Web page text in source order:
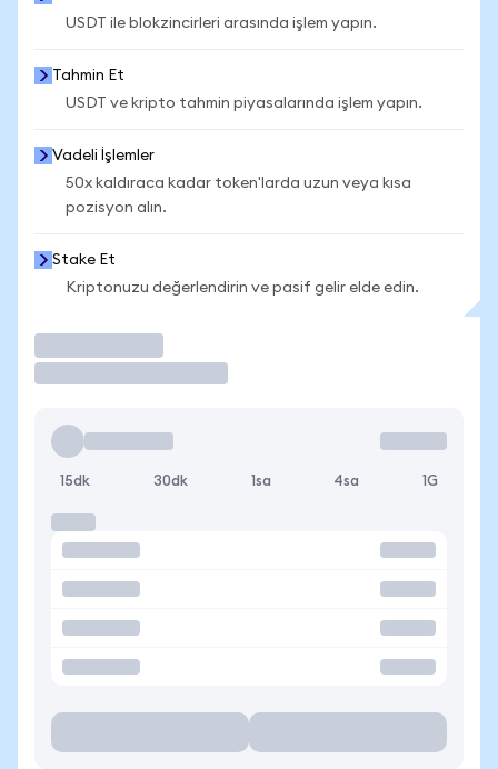
USDT ile blokzincirleri arasında işlem yapın.
Tahmin Et
USDT ve kripto tahmin piyasalarında işlem yapın.
Vadeli İşlemler
50x kaldıraca kadar token'larda uzun veya kısa
pozisyon alın.
Stake Et
Kriptonuzu değerlendirin ve pasif gelir elde edin.
15dk 30dk 1sa 4sa 1G